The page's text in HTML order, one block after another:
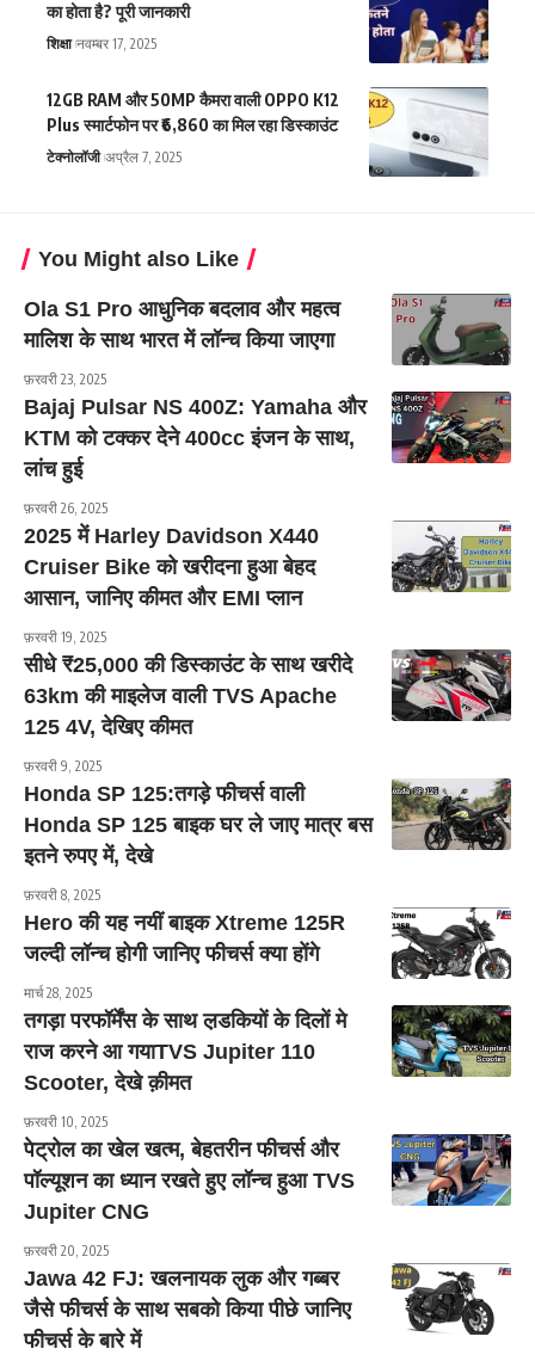
का होता है? पूरी जानकारी
शिक्षा नवम्बर 17, 2025
12GB RAM और 50MP कैमरा वाली OPPO K12
Plus स्मार्टफोन पर ₹6,860 का मिल रहा डिस्काउंट
टेक्नोलॉजी अप्रैल 7, 2025
You Might also Like
Ola S1 Pro आधुनिक बदलाव और महत्व
मालिश के साथ भारत में लॉन्च किया जाएगा
फ़रवरी 23, 2025
Bajaj Pulsar NS 400Z: Yamaha और
KTM को टक्कर देने 400cc इंजन के साथ,
लांच हुई
फ़रवरी 26, 2025
2025 में Harley Davidson X440
Cruiser Bike को खरीदना हुआ बेहद
आसान, जानिए कीमत और EMI प्लान
फ़रवरी 19, 2025
सीधे ₹25,000 की डिस्काउंट के साथ खरीदे
63km की माइलेज वाली TVS Apache
125 4V, देखिए कीमत
फ़रवरी 9, 2025
Honda SP 125:तगड़े फीचर्स वाली
Honda SP 125 बाइक घर ले जाए मात्र बस
इतने रुपए में, देखे
फ़रवरी 8, 2025
Hero की यह नयीं बाइक Xtreme 125R
जल्दी लॉन्च होगी जानिए फीचर्स क्या होंगे
मार्च 28, 2025
तगड़ा परफॉर्मेंस के साथ ल़डकियों के दिलों मे
राज करने आ गयाTVS Jupiter 110
Scooter, देखे क़ीमत
फ़रवरी 10, 2025
पेट्रोल का खेल खत्म, बेहतरीन फीचर्स और
पॉल्यूशन का ध्यान रखते हुए लॉन्च हुआ TVS
Jupiter CNG
फ़रवरी 20, 2025
Jawa 42 FJ: खलनायक लुक और गब्बर
जैसे फीचर्स के साथ सबको किया पीछे जानिए
फीचर्स के बारे में